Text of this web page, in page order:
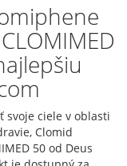
svoje ciele v oblasti
Clomid
50 od Deus